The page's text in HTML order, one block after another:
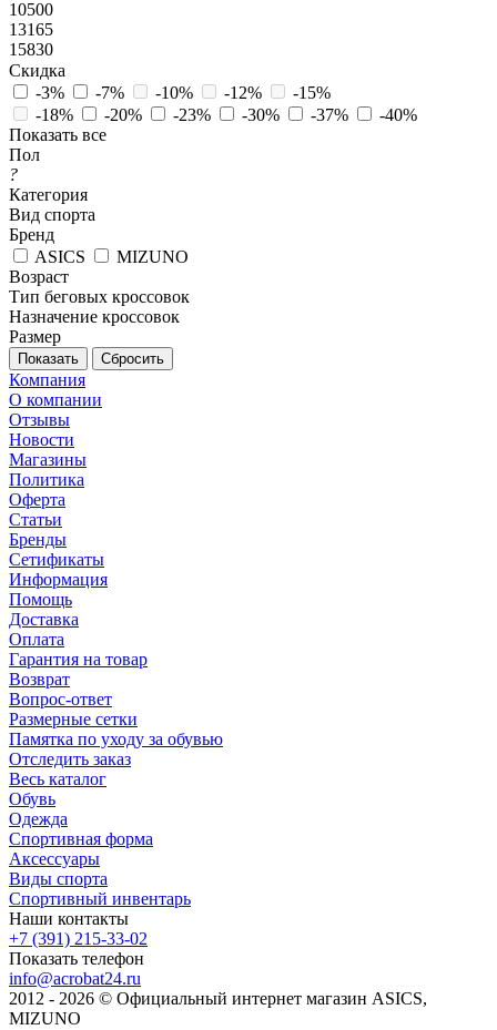
10500
13165
15830
Скидка
-3%
-7% -10% -12%
-15%
-18%
-20% -23% -30% -37%
-40%
Показать все
Пол
?
Категория
Вид спорта
Бренд
ASICS
MIZUNO
Возраст
Тип беговых кроссовок
Назначение кроссовок
Размер
Сбросить
Компания
О компании
Отзывы
Новости
Магазины
Политика
Оферта
Статьи
Бренды
Сетификаты
Информация
Помощь
Доставка
Оплата
Гарантия на товар
Возврат
Вопрос-ответ
Размерные сетки
Памятка по уходу за обувью
Отследить заказ
Весь каталог
Обувь
Одежда
Спортивная форма
Аксессуары
Виды спорта
Спортивный инвентарь
Наши контакты
+7 (391) 215-33-02
Показать телефон
info@acrobat24.ru
2012 - 2026 © Официальный интернет магазин ASICS,
MIZUNO